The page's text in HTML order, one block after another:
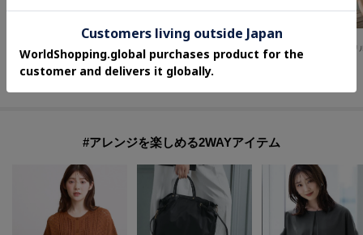
【接触冷感/通気性/洗える】Vネックフリルブラウス
30%OFF
Reflect
ギャザーデザインブラウス
6,985
50%OFF
index
#アレンジを楽しめる2WAYアイテム